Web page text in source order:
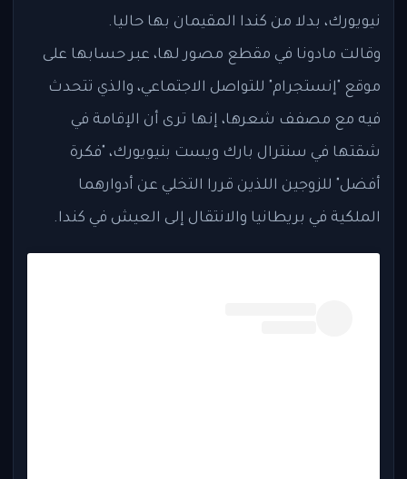
نيويورك، بدلا من كندا المقيمان بها حاليا.
وقالت مادونا في مقطع مصور لها، عبر حسابها على
موقع "إنستجرام" للتواصل الاجتماعي، والذي تتحدث
فيه مع مصفف شعرها، إنها ترى أن الإقامة في
شقتها في سنترال بارك ويست بنيويورك، "فكرة
أفضل" للزوجين اللذين قررا التخلي عن أدوارهما
الملكية في بريطانيا والانتقال إلى العيش في كندا.